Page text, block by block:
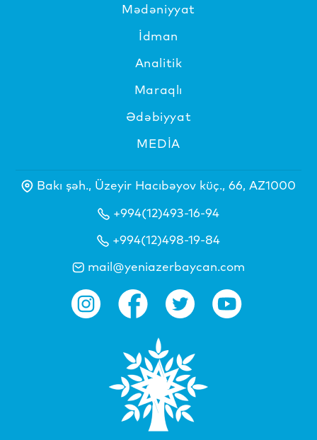
Mədəniyyat
İdman
Analitik
Maraqlı
Ədəbiyyat
MEDİA
Bakı şəh., Üzeyir Hacıbəyov küç., 66, AZ1000
+994(12)493-16-94
+994(12)498-19-84
mail@yeniazerbaycan.com